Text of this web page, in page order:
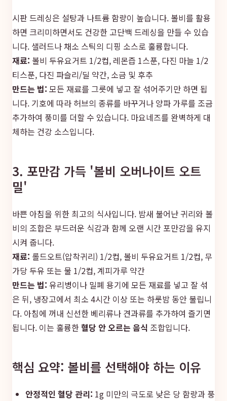
시판 드레싱은 설탕과 나트륨 함량이 높습니다. 볼비를 활용
하면 크리미하면서도 건강한 고단백 드레싱을 만들 수 있습
니다. 샐러드나 채소 스틱의 디핑 소스로 훌륭합니다.
재료: 볼비 두유요거트 1/2컵, 레몬즙 1스푼, 다진 마늘 1/2
티스푼, 다진 파슬리/딜 약간, 소금 및 후추
만드는 법: 모든 재료를 그릇에 넣고 잘 섞어주기만 하면 됩
니다. 기호에 따라 허브의 종류를 바꾸거나 양파 가루를 조금
추가하여 풍미를 더할 수 있습니다. 마요네즈를 완벽하게 대
체하는 건강 소스입니다.
3. 포만감 가득 '볼비 오버나이트 오트
밀'
바쁜 아침을 위한 최고의 식사입니다. 밤새 불어난 귀리와 볼
비의 조합은 부드러운 식감과 함께 오랜 시간 포만감을 유지
시켜 줍니다.
재료: 롤드오트(압착귀리) 1/2컵, 볼비 두유요거트 1/2컵, 무
가당 두유 또는 물 1/2컵, 계피가루 약간
만드는 법: 유리병이나 밀폐 용기에 모든 재료를 넣고 잘 섞
은 뒤, 냉장고에서 최소 4시간 이상 또는 하룻밤 동안 불립니
다. 아침에 꺼내 신선한 베리류나 견과류를 추가하여 즐기면
됩니다. 이는 훌륭한혈당 안 오르는 음식 조합입니다.
핵심 요약: 볼비를 선택해야 하는 이유
안정적인 혈당 관리: 1g 미만의 극도로 낮은 당 함량과 풍